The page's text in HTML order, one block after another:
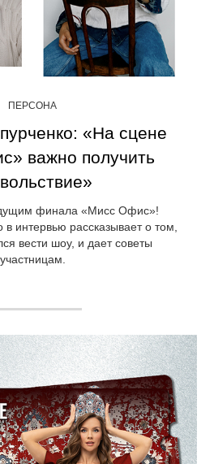
ПЕРСОНА
«На сцене
важно получить
финала «Мисс Офис»!
в интервью рассказывает о том,
вести шоу, и дает советы
участницам.